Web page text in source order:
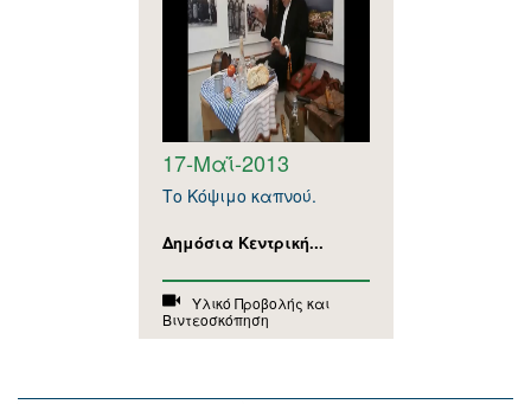
17-Μαΐ-2013
Το Κόψιμο καπνού.
Δημόσια Κεντρική...
Υλικό Προβολής και
Βιντεοσκόπηση